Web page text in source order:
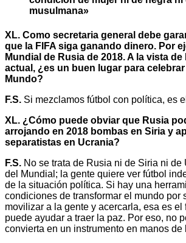
musulmana»
XL. Como secretaria general debe
que la FIFA siga ganando dinero. Por
Mundial de Rusia de 2018. A la vista
actual, ¿es un buen lugar para celebrar
Mundo?
F.S. Si mezclamos fútbol con política, es
XL. ¿Cómo puede obviar que Rusia
arrojando en 2018 bombas en Siria y
separatistas en Ucrania?
F.S. No se trata de Rusia ni de Siria ni de
del Mundial; la gente quiere ver fútbol
de la situación política. Si hay una
condiciones de transformar el mundo por
movilizar a la gente y acercarla, esa es el
puede ayudar a traer la paz. Por eso, no
convierta en un instrumento en manos de